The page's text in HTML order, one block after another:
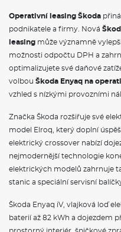
Bezdrátový SmartLink
Bluetooth
VÝBAVA
Spodní dekorační vložky
Textilní koberce vpředu a
Upínací přípravek v
Kryt zavazadlového
Elektrické ovládání oken
Dekorační vložky
Systém pro zabezpečení
Kožená hlavice řadící páky
Osvětlení zavazadlového
Uzávěr palivové nádrže
Operativní leasing Škoda
podnikatele a firmy. Nová
leasing může významně
možnosti odpočtu DPH a
optimalizujete své daňové
volbou Škoda Enyaq na
vzhled s nízkými provozními
Značka Škoda rozšiřuje své
model Elroq, který doplní
elektrický crossover nabízí
nejmodernější technologie
elektrických modelů zahrnuje
stanic a speciální servisní
Škoda Enyaq iV, vlajková loď
baterií až 82 kWh a dojezdem